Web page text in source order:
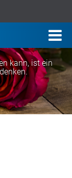
kann, ist ein